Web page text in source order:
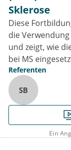
Sklerose
Diese
die
und zeigt, wie
bei MS
Referenten
SB
Ein